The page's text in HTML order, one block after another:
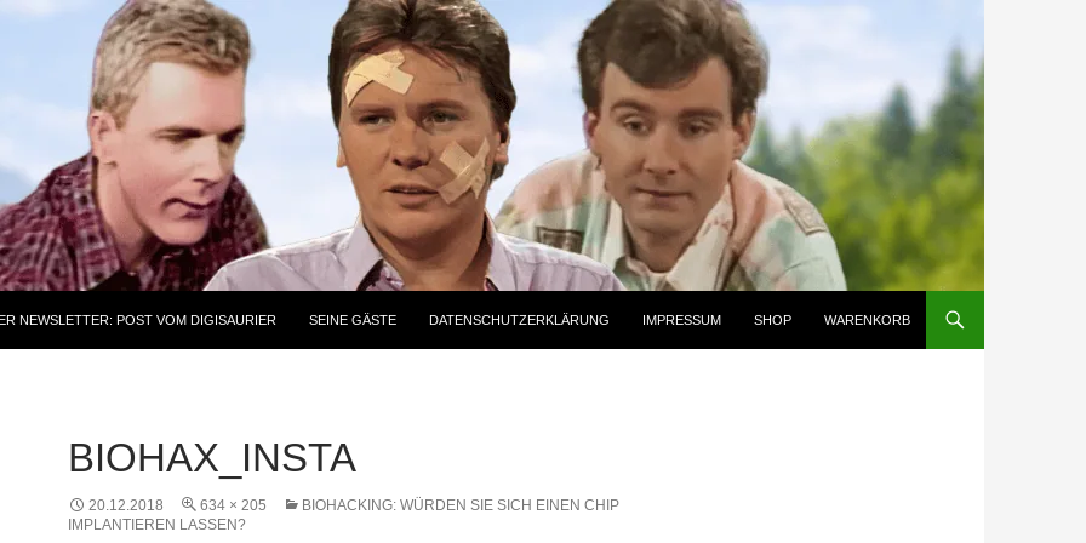
NEWSLETTER: POST VOM DIGISAURIER SEINE GÄSTE DATENSCHUTZERKLÄRUNG IMPRESSUM SHOP WARENKORB
BIOHAX_INSTA
20.12.2018 634 × 205
BIOHACKING: WÜRDEN SIE SICH EINEN CHIP
IMPLANTIEREN LASSEN?